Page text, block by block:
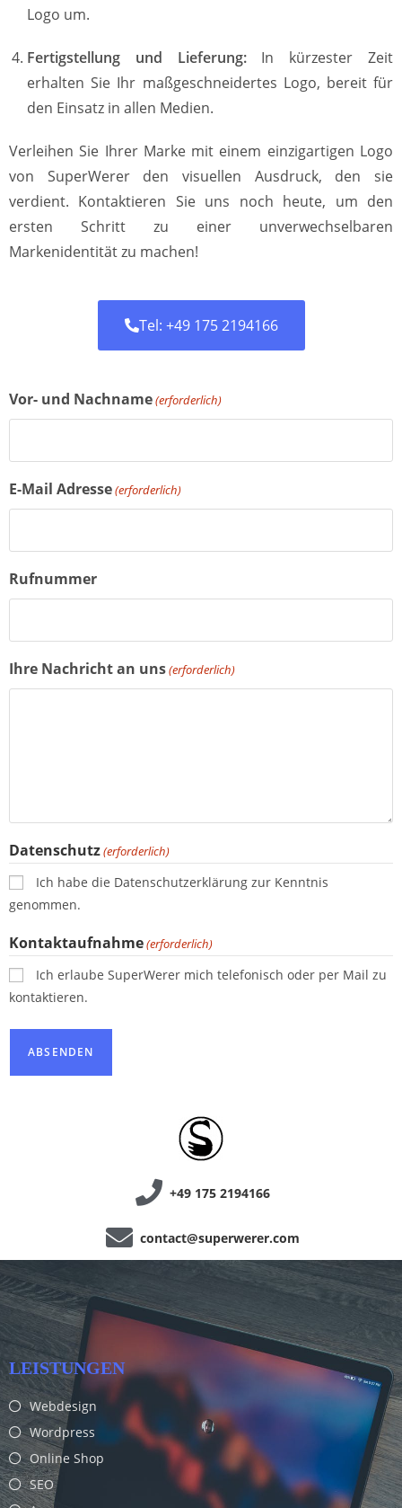
Logo um.
Fertigstellung und Lieferung:In kürzester Zeit
erhalten Sie Ihr maßgeschneidertes Logo, bereit für
den Einsatz in allen Medien.
Verleihen Sie Ihrer Marke mit einem einzigartigen Logo
von SuperWerer den visuellen Ausdruck, den sie
verdient. Kontaktieren Sie uns noch heute, um den
ersten Schritt zu einer unverwechselbaren
Markenidentität zu machen!
Tel: +49 175 2194166
Vor- und Nachname(erforderlich)
E-Mail Adresse(erforderlich)
Rufnummer
Ihre Nachricht an uns(erforderlich)
Datenschutz(erforderlich)
Ich habe die Datenschutzerklärung zur Kenntnis
genommen.
Kontaktaufnahme(erforderlich)
Ich erlaube SuperWerer mich telefonisch oder per Mail zu
kontaktieren.
+49 175 2194166
contact@superwerer.com
LEISTUNGEN
Webdesign
Wordpress
Online Shop
SEO